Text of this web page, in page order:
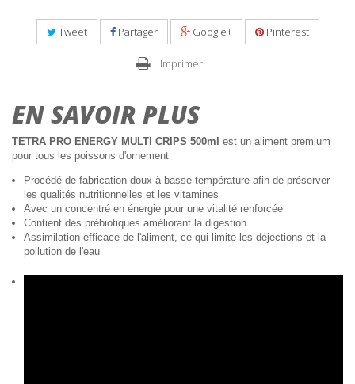
Tweet Partager Google+ Pinterest
Imprimer
EN SAVOIR PLUS
TETRA PRO ENERGY MULTI CRIPS 500ml est un aliment premium
pour tous les poissons d'ornement
Procédé de fabrication doux à basse température afin de préserver
les qualités nutritionnelles et les vitamines
Avec un concentré en énergie pour une vitalité renforcée
Contient des prébiotiques améliorant la digestion
Assimilation efficace de l'aliment, ce qui limite les déjections et la
pollution de l'eau